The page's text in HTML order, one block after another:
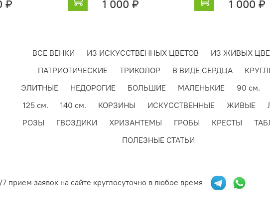
Если
корзин
₽ 1 000 ₽ 1 000 ₽
ВСЕ ВЕНКИ ИЗ ИСКУССТВЕННЫХ ЦВЕТОВ
ИЗ ЖИВЫХ
ПАТРИОТИЧЕСКИЕ
ТРИКОЛОР В ВИДЕ СЕРДЦА
ЭЛИТНЫЕ
НЕДОРОГИЕ БОЛЬШИЕ МАЛЕНЬКИЕ 90 см.
125 см.
140 см. КОРЗИНЫ ИСКУССТВЕННЫЕ ЖИВЫЕ
РОЗЫ
ГВОЗДИКИ ХРИЗАНТЕМЫ ГРОБЫ КРЕСТЫ
ПОЛЕЗНЫЕ СТАТЬИ
прием заявок на сайте круглосуточно в любое время